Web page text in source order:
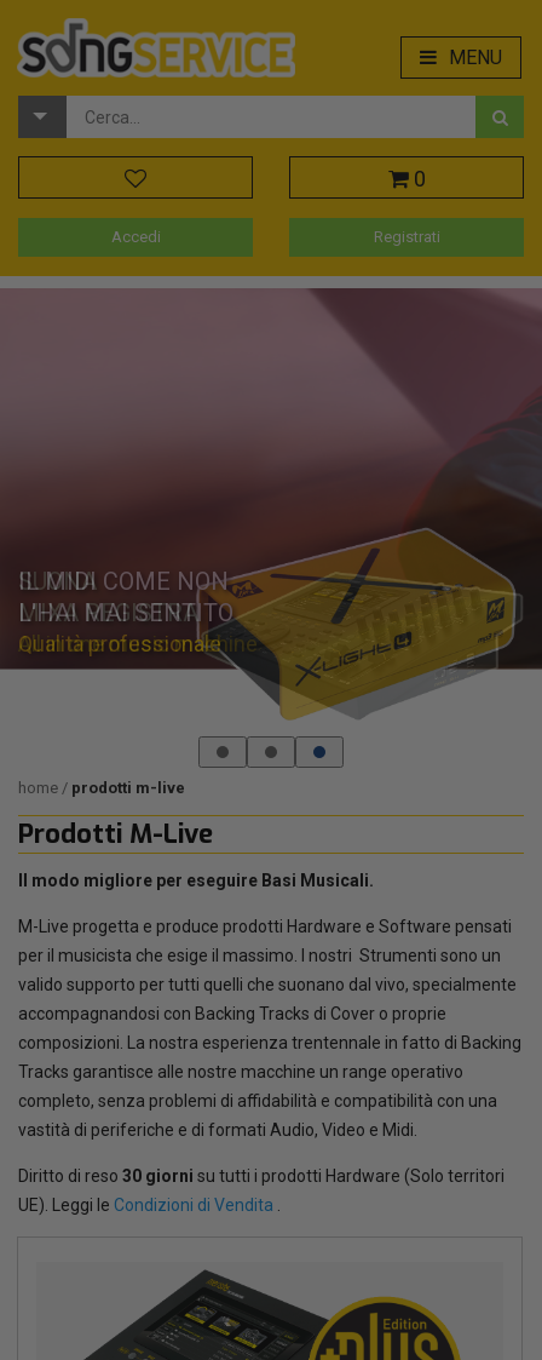
MENU
0
Accedi Registrati
IL MIDI COME NON
L'HAI MAI SENTITO
Qualità professionale
home prodotti m-live
Prodotti M-Live
Il modo migliore per eseguire Basi Musicali.
M-Live progetta e produce prodotti Hardware e Software pensati
per il musicista che esige il massimo. I nostri Strumenti sono un
valido supporto per tutti quelli che suonano dal vivo, specialmente
accompagnandosi con Backing Tracks di Cover o proprie
composizioni. La nostra esperienza trentennale in fatto di Backing
Tracks garantisce alle nostre macchine un range operativo
completo, senza problemi di affidabilità e compatibilità con una
vastità di periferiche e di formati Audio, Video e Midi.
Diritto di reso 30 giorni su tutti i prodotti Hardware (Solo territori
UE). Leggi le Condizioni di Vendita